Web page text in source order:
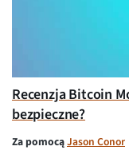
Recenzja Bitcoin
bezpieczne?
Za pomocąJason Conor